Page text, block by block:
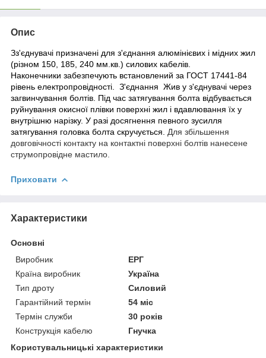
Опис
Зз'єднувачі призначені для з'єднання алюмінієвих і мідних жил
(різном 150, 185, 240 мм.кв.) силових кабелів.
Наконечники забезпечують встановлений за ГОСТ 17441-84
рівень електропровідності. З'єднання Жив у з'єднувачі через
загвинчування болтів. Під час затягування болта відбувається
руйнування окисної плівки поверхні жил і вдавлювання їх у
внутрішню нарізку. У разі досягнення певного зусилля
затягування головка болта скручується.
Для збільшення
довговічності контакту на контактні поверхні болтів нанесене
струмопровідне мастило.
Приховати
Характеристики
Основні
Виробник
ЕРГ
Країна виробник
Україна
Тип дроту
Силовий
Гарантійний термін
54 міс
Термін служби
30 років
Конструкція кабелю
Гнучка
Користувальницькі характеристики